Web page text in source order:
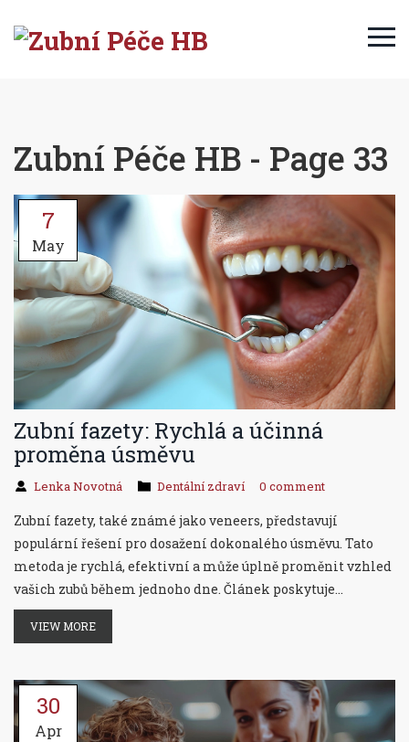
Zubní Péče HB - Page 33
7
May
Zubní fazety: Rychlá a účinná
proměna úsměvu
Lenka Novotná Dentální zdraví 0 comment
Zubní fazety, také známé jako veneers, představují
populární řešení pro dosažení dokonalého úsměvu. Tato
metoda je rychlá, efektivní a může úplně proměnit vzhled
vašich zubů během jednoho dne. Článek poskytuje
podrobnosti o materiálech, procesu aplikace, výhodách a
péči po aplikaci fazet.
VIEW MORE
30
Apr